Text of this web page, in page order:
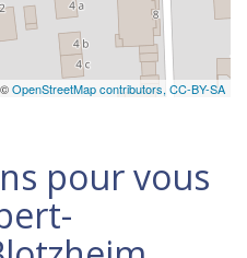
OpenStreetMap contributors, CC-BY-SA
pour vous